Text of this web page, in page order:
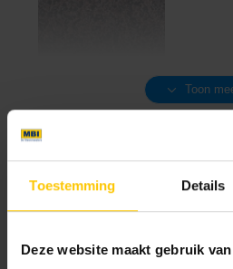
Toestemming Details
Deze website maakt gebruik
Bruin-Zwart Nuance Toon
GeoColor Classic
Uitgewassen toplaag